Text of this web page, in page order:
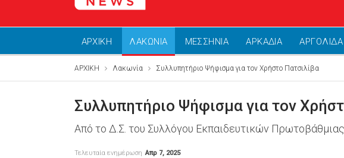
ΑΡΧΙΚΗ ΛΑΚΩΝΙΑ ΜΕΣΣΗΝΙΑ ΑΡΚΑΔΙΑ ΑΡΓΟΛΙΔΑ
ΑΡΧΙΚΗ Λακωνία Συλλυπητήριο Ψήφισμα για τον Χρήστο Πατσιλίβα
Συλλυπητήριο Ψήφισμα για τον
Από το Δ.Σ. του Συλλόγου Εκπαιδευτικών
Τελευταία ενημέρωση Απρ 7, 2025